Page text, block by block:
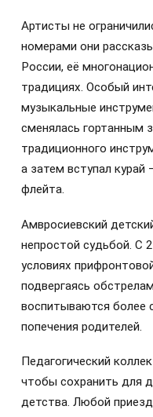
Артисты не
номерами они
России, её
традициях. Особый
музыкальные
сменялась гортанным
традиционного
а затем вступал
флейта.
Амвросиевский
непростой судьбой. С
условиях
подвергаясь
воспитываются более
попечения родителей.
Педагогический
чтобы сохранить для
детства. Любой